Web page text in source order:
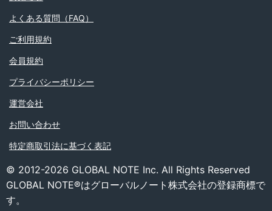
よくある質問（FAQ）
ご利用規約
会員規約
プライバシーポリシー
運営会社
お問い合わせ
特定商取引法に基づく表記
© 2012-2026 GLOBAL NOTE Inc. All Rights Reserved
GLOBAL NOTE®はグローバルノート株式会社の登録商標で
す。